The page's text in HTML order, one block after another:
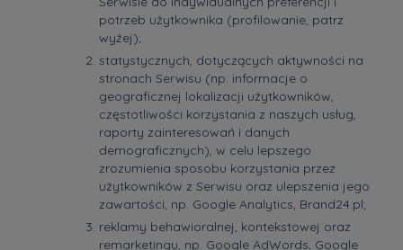
potrzeb użytkownika (profilowanie, patrz
wyżej);
statystycznych, dotyczących aktywności na
stronach Serwisu (np. informacje o
geograficznej lokalizacji użytkowników,
częstotliwości korzystania z naszych usług,
raporty zainteresowań i danych
demograficznych), w celu lepszego
zrozumienia sposobu korzystania przez
użytkowników z Serwisu oraz ulepszenia jego
zawartości, np. Google Analytics, Brand24.pl;
reklamy behawioralnej, kontekstowej oraz
remarketingu, np. Google AdWords, Google